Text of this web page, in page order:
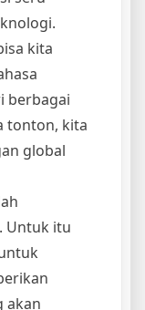
kita
berbagai
tonton, kita
global
Untuk itu
akan